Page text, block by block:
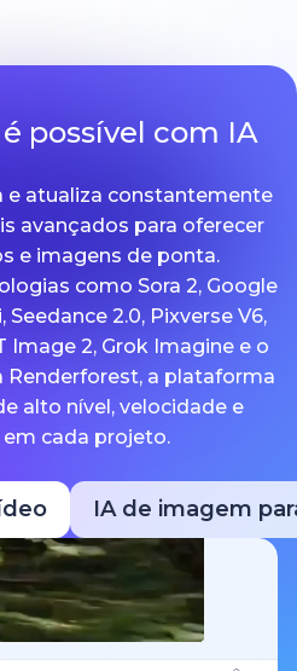
possível com IA
e atualiza constantemente
avançados para oferecer
e imagens de ponta.
como Sora 2, Google
Seedance 2.0, Pixverse V6,
Image 2, Grok Imagine e o
a plataforma
alto nível, velocidade e
cada projeto.
IA de imagem